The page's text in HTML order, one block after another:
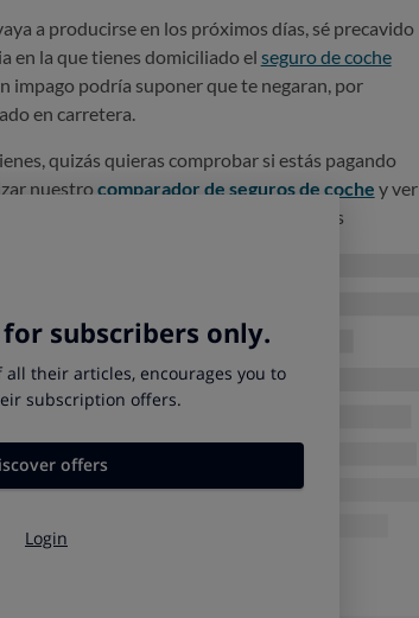
a producirse en los próximos días, sé precavido
en la que tienes domiciliado el seguro de coche
impago podría suponer que te negaran, por
en carretera.
quizás quieras comprobar si estás pagando
nuestrocomparador de seguros de coche y ver
mejores. Eso sí, recuerda que estas
te aconsejamos que:
como fecha de efecto la de renovación de la actual.
menos un mes de antelación, de que quieres
un documento modelo
de irte
pasar nada, pero siempre existe el riesgo de que
este tipo de situaciones